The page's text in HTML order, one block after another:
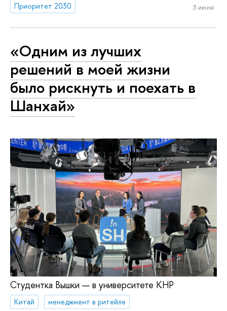
Приоритет 2030
3 июня
«Одним из лучших
решений в моей жизни
было рискнуть и поехать в
Шанхай»
Студентка Вышки — в университете КНР
Китай
менеджмент в ритейле